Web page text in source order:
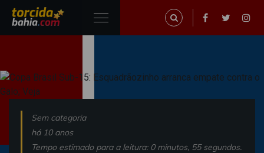
Sem categoria
há 10 anos
Tempo estimado para a leitura: 0 minutos, 55 segundos.